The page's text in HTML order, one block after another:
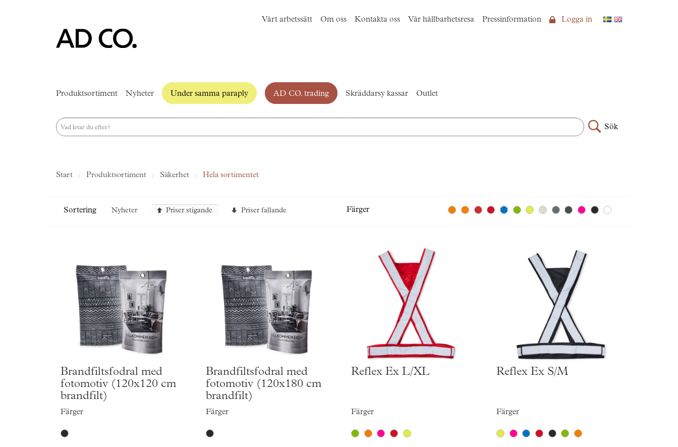
Vårt arbetssätt Om oss Kontakta oss Vår hållbarhetsresa Pressinformation Logga in
Produktsortiment Nyheter Under samma paraply AD CO. trading Skräddarsy kassar Outlet
Sök
Start Produktsortiment Säkerhet Hela sortimentet
Sortering Nyheter Priser stigande Priser fallande Färger
Brandfiltsfodral med
fotomotiv (120x120 cm
brandfilt)
Färger
Brandfiltsfodral med
fotomotiv (120x180 cm
brandfilt)
Färger
Reflex Ex L/XL
Färger
Reflex Ex S/M
Färger